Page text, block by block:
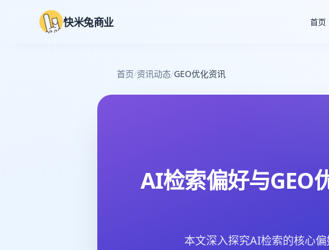
快米兔商业 首页
首页/资讯动态/GEO优化资讯
AI检索偏好与GEO
本文深入探究AI检索的核心